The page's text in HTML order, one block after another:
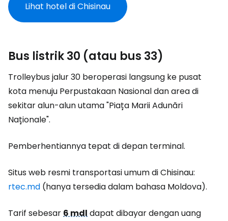
Lihat hotel di Chisinau
Bus listrik 30 (atau bus 33)
Trolleybus jalur 30 beroperasi langsung ke pusat
kota menuju Perpustakaan Nasional dan area di
sekitar alun-alun utama "Piața Marii Adunări
Naționale".
Pemberhentiannya tepat di depan terminal.
Situs web resmi transportasi umum di Chisinau:
rtec.md (hanya tersedia dalam bahasa Moldova).
Tarif sebesar6 mdldapat dibayar dengan uang